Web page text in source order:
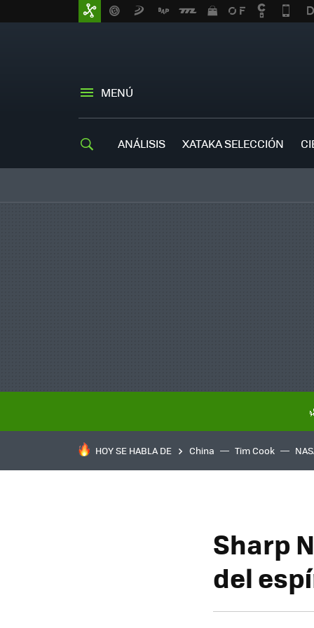
MENÚ
ANÁLISIS XATAKA SELECCIÓN
HOY SE HABLA DE China Tim Cook
Sharp
del